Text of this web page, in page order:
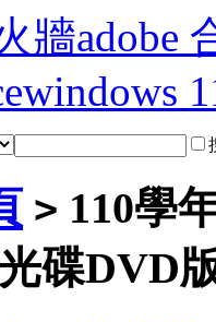
牆adobe
windows
> 110學
碟DVD